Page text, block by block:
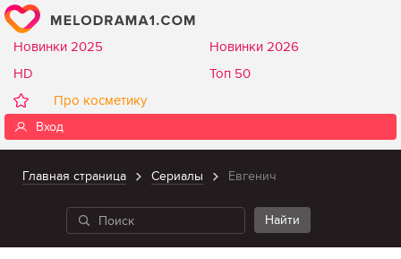
Новинки 2025
Новинки 2026
HD
Топ 50
Про косметику
Вход
Главная страница Сериалы Евгенич